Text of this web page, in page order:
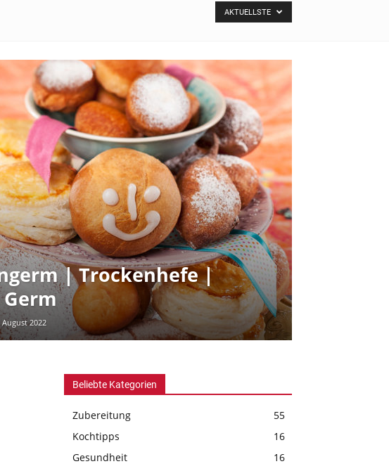
AKTUELLSTE
| Trockenhefe |
August 2022
Beliebte Kategorien
Zubereitung
55
Kochtipps
16
Gesundheit
16